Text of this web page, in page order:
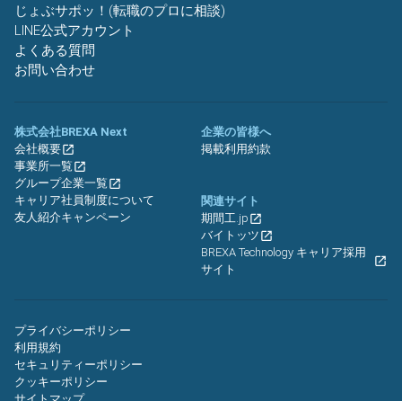
じょぶサポッ！(転職のプロに相談)
LINE公式アカウント
よくある質問
お問い合わせ
株式会社BREXA Next
会社概要
事業所一覧
グループ企業一覧
キャリア社員制度について
友人紹介キャンペーン
企業の皆様へ
掲載利用約款
関連サイト
期間工.jp
バイトッツ
BREXA Technology キャリア採用
サイト
プライバシーポリシー
利用規約
セキュリティーポリシー
クッキーポリシー